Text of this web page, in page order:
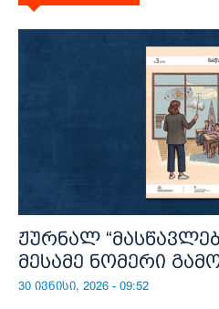
ჟურნალ
მესამე ნომერი
30 ივნისი, 2026 - 09:52